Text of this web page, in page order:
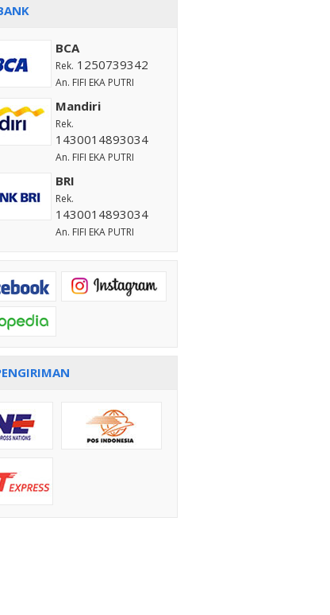
BCA
Rek. 1250739342
An. FIFI EKA PUTRI
Mandiri
Rek.
1430014893034
An. FIFI EKA PUTRI
BRI
Rek.
1430014893034
An. FIFI EKA PUTRI